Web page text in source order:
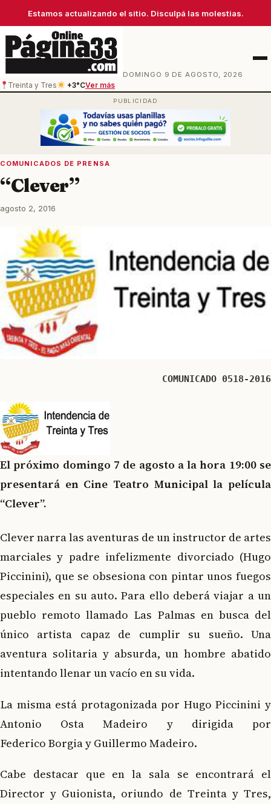
Estamos actualizando el sitio. Disculpá las molestias.
DOMINGO 9 DE AGOSTO, 2026
Treinta y Tres
+3°CVer más
Menú
COMUNICADOS DE PRENSA
“Clever”
agosto 2, 2016
COMUNICADO 0518-2016
El próximo domingo 7 de agosto a la hora 19:00 se
presentará en Cine Teatro Municipal la película
“Clever”.
Clever narra las aventuras de un instructor de artes
marciales y padre infelizmente divorciado (Hugo
Piccinini), que se obsesiona con pintar unos fuegos
especiales en su auto. Para ello deberá viajar a un
pueblo remoto llamado Las Palmas en busca del
único artista capaz de cumplir su sueño. Una
aventura solitaria y absurda, un hombre abatido
intentando llenar un vacío en su vida.
La misma está protagonizada por Hugo Piccinini y
Antonio Osta Madeiro y dirigida por
Federico Borgia y Guillermo Madeiro.
Cabe destacar que en la sala se encontrará el
Director y Guionista, oriundo de Treinta y Tres,